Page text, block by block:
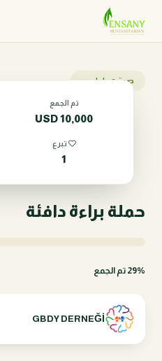
صحة و طوارىء
تم الجمع
10,000
تبرع
1
حملة براءة دافئة
29% تم الجمع
GBDY DERNEĞİ